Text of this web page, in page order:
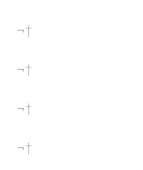
¬†
¬†
¬†
¬†